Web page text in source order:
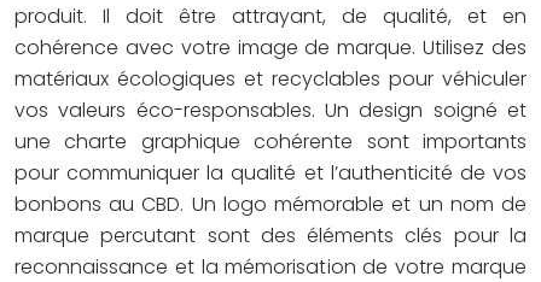
produit. Il doit être attrayant, de qualité, et en
cohérence avec votre image de marque. Utilisez des
matériaux écologiques et recyclables pour véhiculer
vos valeurs éco-responsables. Un design soigné et
une charte graphique cohérente sont importants
pour communiquer la qualité et l’authenticité de vos
bonbons au CBD. Un logo mémorable et un nom de
marque percutant sont des éléments clés pour la
reconnaissance et la mémorisation de votre marque